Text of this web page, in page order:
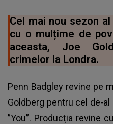
Cel mai nou sezon
cu o mulțime de
aceasta, Joe
crimelor la Londra.
Penn Badgley revine pe
Goldberg pentru cel de-
”You”. Producția revine